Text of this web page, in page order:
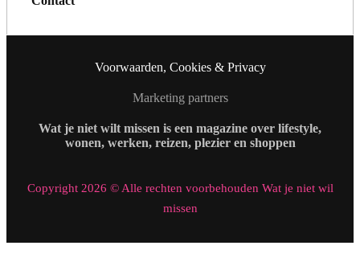
Voorwaarden, Cookies & Privacy
Marketing partners
Wat je niet wilt missen is een magazine over lifestyle,
wonen, werken, reizen, plezier en shoppen
Copyright 2026 © Alle rechten voorbehouden Wat je niet wil
missen